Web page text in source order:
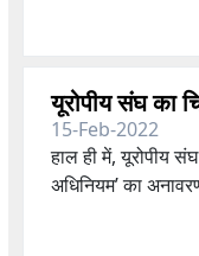
यूरोपीय संघ का
15-Feb-2022
हाल ही में, यूरोपीय
अधिनियम’ का